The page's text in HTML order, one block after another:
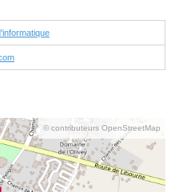
© contributeurs OpenStreetMap